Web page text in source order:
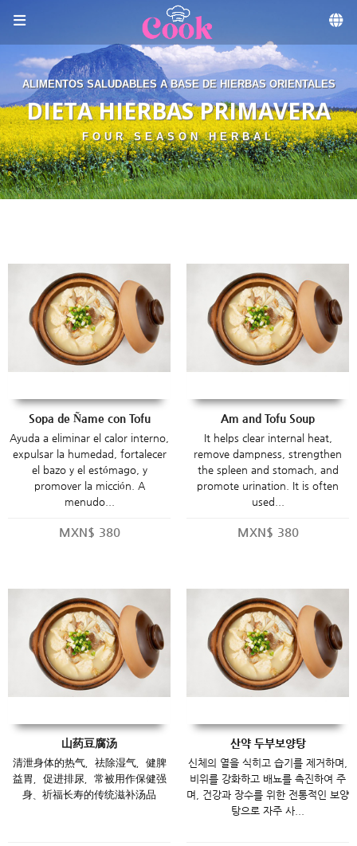
Skip to menu
ALIMENTOS SALUDABLES A BASE DE HIERBAS ORIENTALES
DIETA HIERBAS PRIMAVERA
FOUR SEASON HERBAL
Sopa de Ñame con Tofu
Ayuda a eliminar el calor interno,
expulsar la humedad, fortalecer
el bazo y el estómago, y
promover la micción. A
menudo...
MXN$ 380
Am and Tofu Soup
It helps clear internal heat,
remove dampness, strengthen
the spleen and stomach, and
promote urination. It is often
used...
MXN$ 380
山药豆腐汤
清泄身体的热气，祛除湿气，健脾
益胃，促进排尿，常被用作保健强
身、祈福长寿的传统滋补汤品
산약 두부보양탕
신체의 열을 식히고 습기를 제거하며,
비위를 강화하고 배뇨를 촉진하여 주
며, 건강과 장수를 위한 전통적인 보양
탕으로 자주 사...